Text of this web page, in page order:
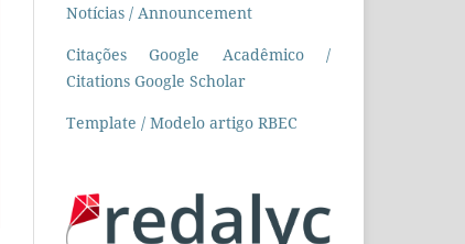
Notícias / Announcement
Citações Google Acadêmico /
Citations Google Scholar
Template / Modelo artigo RBEC